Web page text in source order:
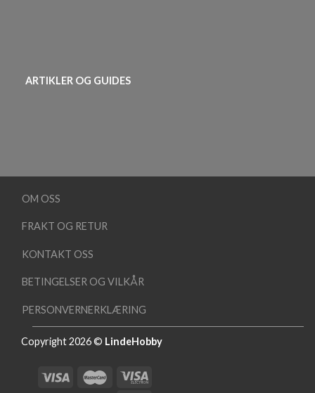
ARTIKLER OG GUIDES
OM OSS
FRAKT OG RETUR
KONTAKT OSS
BETINGELSER OG VILKÅR
PERSONVERNERKLÆRING
Copyright 2026 © LindeHobby